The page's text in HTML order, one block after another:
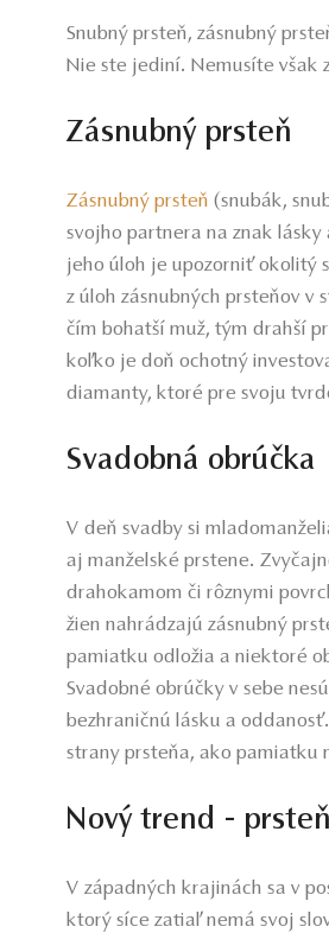
Snubný prsteň, zásnubný
Nie ste jediní. Nemusíte však
Zásnubný prsteň
Zásnubný prsteň (snubák,
svojho partnera na znak
jeho úloh je upozorniť okolitý
z úloh zásnubných prsteňov
čím bohatší muž, tým drahší
koľko je doň ochotný
diamanty, ktoré pre svoju
Svadobná obrúčka
V deň svadby si
aj manželské prstene.
drahokamom či rôznymi
žien nahrádzajú zásnubný
pamiatku odložia a niektoré
Svadobné obrúčky v sebe
bezhraničnú lásku a
strany prsteňa, ako pamiatku
Nový trend -
V západných krajinách sa v
ktorý síce zatiaľ nemá svoj